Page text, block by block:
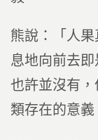
熊說：「人
息地向前去
也許並沒有
類存在的意義